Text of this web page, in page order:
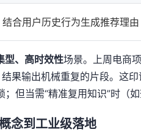
结合用户历史行为生成推荐理由
型、高时效性场景。上周电商
果输出机械重复的片段。这
但当需“精准复用知识”时（
念到工业级落地